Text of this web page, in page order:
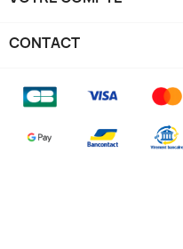
CONTACT